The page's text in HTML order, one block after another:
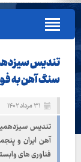
تندیس
سنگ آهن به
۳۱ مرداد ۱۴۰۲
تندیس
آهن ایران و
فناوری های